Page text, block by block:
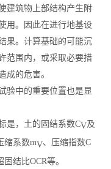
建筑物上部结构产生附
用。因此在进行地基设
果。计算基础的可能沉
范围内，或采取必要措
成的危害。
验中的重要位置也是显
是，土的固结系数CV及
缩系数mV、压缩指数C
固结比OCR等。